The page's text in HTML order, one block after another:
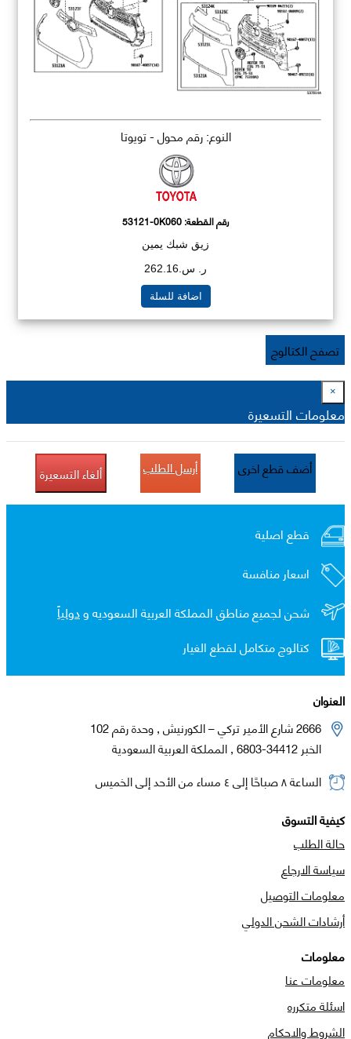
النوع: رقم محول - تويوتا
رقم القطعة:53121-0K060
زيق شبك يمين
ر. س.262.16
اضافة للسلة
تصفح الكتالوج
×
معلومات التسعيرة
أضف قطع اخرى أرسل الطلب ألغاء التسعيرة
قطع اصلية
اسعار منافسة
شحن لجميع مناطق المملكة العربية السعوديه ودولياً
كتالوج متكامل لقطع الغيار
العنوان
2666 شارع الأمير تركي – الكورنيش , وحدة رقم 102
الخبر 34412-6803 , المملكة العربية السعودية
الساعة ٨ صباحًا إلى ٤ مساء من الأحد إلى الخميس
كيفية التسوق
حالة الطلب
سياسة الارجاع
معلومات التوصيل
أرشادات الشحن الدولي
معلومات
معلومات عنا
اسئلة متكرره
الشروط والاحكام